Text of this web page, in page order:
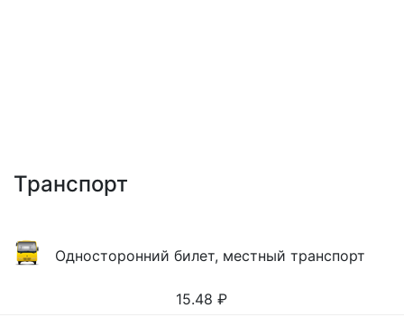
Транспорт
Односторонний билет, местный транспорт
15.48 ₽